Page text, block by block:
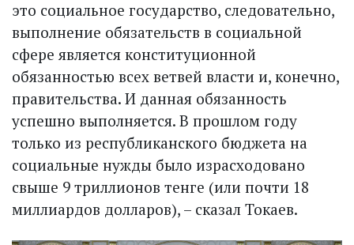
это социальное государство, следовательно,
выполнение обязательств в социальной
сфере является конституционной
обязанностью всех ветвей власти и, конечно,
правительства. И данная обязанность
успешно выполняется. В прошлом году
только из республиканского бюджета на
социальные нужды было израсходовано
свыше 9 триллионов тенге (или почти 18
миллиардов долларов), – сказал Токаев.